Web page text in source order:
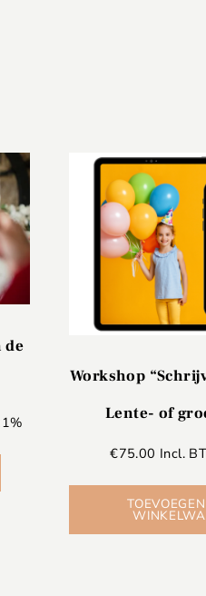
de
Workshop
Lente- of
€75.00 Incl.